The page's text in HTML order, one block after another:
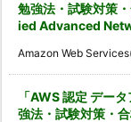
勉強法・試験対策
ied Advanced
Amazon Web
「AWS 認定 デー
強法・試験対策・